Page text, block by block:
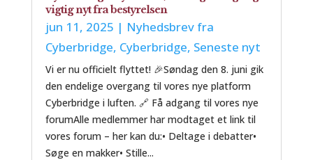
vigtig nyt fra bestyrelsen
jun 11, 2025 | Nyhedsbrev fra
Cyberbridge, Cyberbridge, Seneste nyt
Vi er nu officielt flyttet! 🎉Søndag den 8. juni gik
den endelige overgang til vores nye platform
Cyberbridge i luften. 🔗 Få adgang til vores nye
forumAlle medlemmer har modtaget et link til
vores forum – her kan du:• Deltage i debatter•
Søge en makker• Stille...